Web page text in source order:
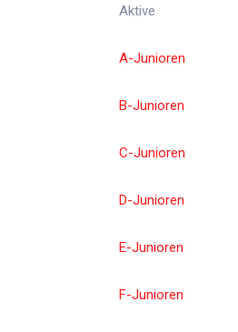
Aktive
A-Junioren
B-Junioren
C-Junioren
D-Junioren
E-Junioren
F-Junioren